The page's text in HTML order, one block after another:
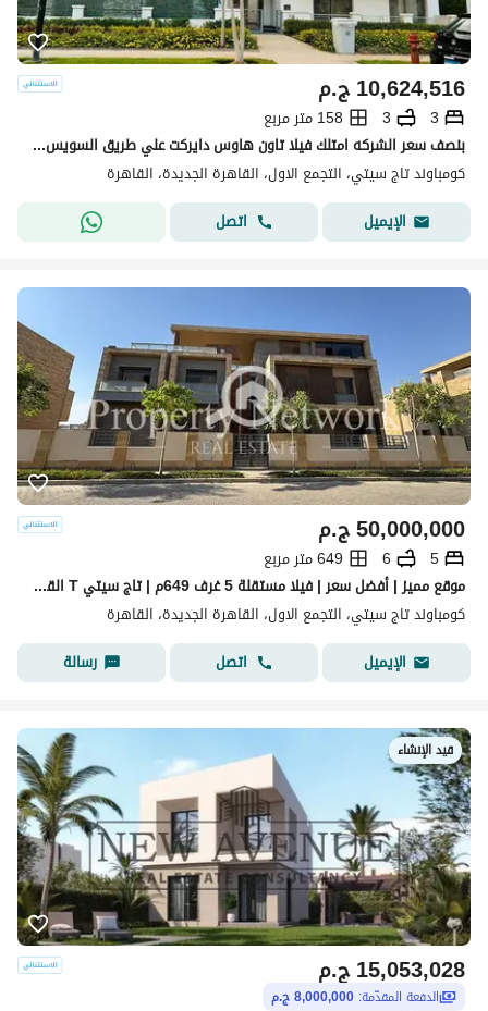
ج.م10,624,516
3
3
158 متر مربع
بنصف سعر الشركه امتلك فيلا تاون هاوس دايركت علي طريق السويس في التجمع الاول بجوار مطار القاهره و مدينه نصر و جاردينيا في كمبوند تاج سيتي - Taj City
كومباوند تاج سيتي، التجمع الاول، القاهرة الجديدة، القاهرة
الإيميل
اتصل
ج.م50,000,000
5
6
649 متر مربع
موقع مميز | أفضل سعر | فيلا مستقلة 5 غرف 649م | تاج سيتي T القاهرة الجديدة نصف تشطيب جاهزة للاستلام الفوري
كومباوند تاج سيتي، التجمع الاول، القاهرة الجديدة، القاهرة
الإيميل
اتصل رسالة
قيد الإنشاء
ج.م15,053,028
الدفعة المقدّمة: 8,000,000 ج.م